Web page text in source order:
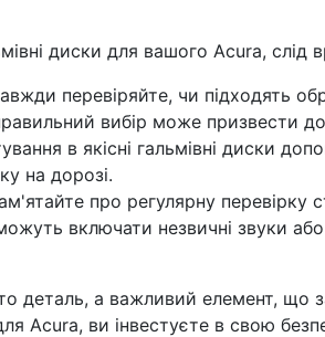
диски для вашого Acura, слід
перевіряйте, чи підходять
вибір може призвести до
в якісні гальмівні диски
на дорозі.
про регулярну перевірку
включати незвичні звуки
деталь, а важливий елемент, що
Acura, ви інвестуєте в свою